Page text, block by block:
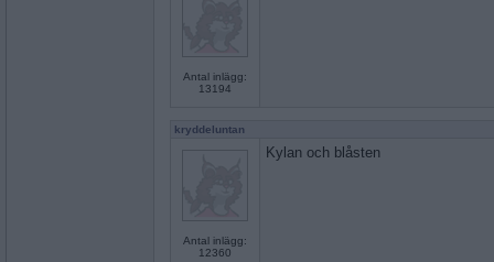
Antal inlägg:
13194
kryddeluntan
Antal inlägg:
12360
Kylan och blåsten